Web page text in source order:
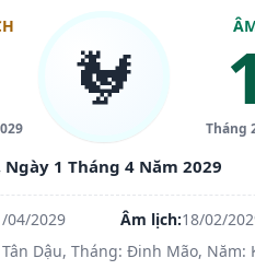
🐓
Tháng
1 Tháng 4 Năm 2029
04/2029 Âm lịch:18/02/
Dậu, Tháng: Đinh Mão, Năm: